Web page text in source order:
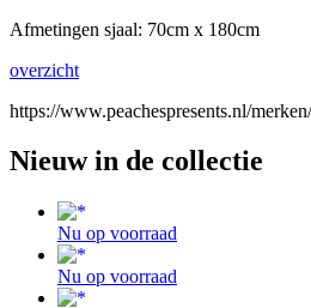
Afmetingen sjaal: 70cm x 180cm
overzicht
https://www.peachespresents.nl/
Nieuw in de collectie
Nu op voorraad
Nu op voorraad